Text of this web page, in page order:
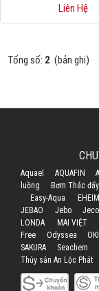
Liên Hệ
Tổng số: 2 (bản ghi)
Aquael AQUAFIN
luồng
Bơm Thác
Easy-Aqua
EHEIM
JEBAO
Jebo
LONDA
MAI VIỆT
Free
Odyssea
SAKURA
Seachem
Thủy sản An Lộc Phát